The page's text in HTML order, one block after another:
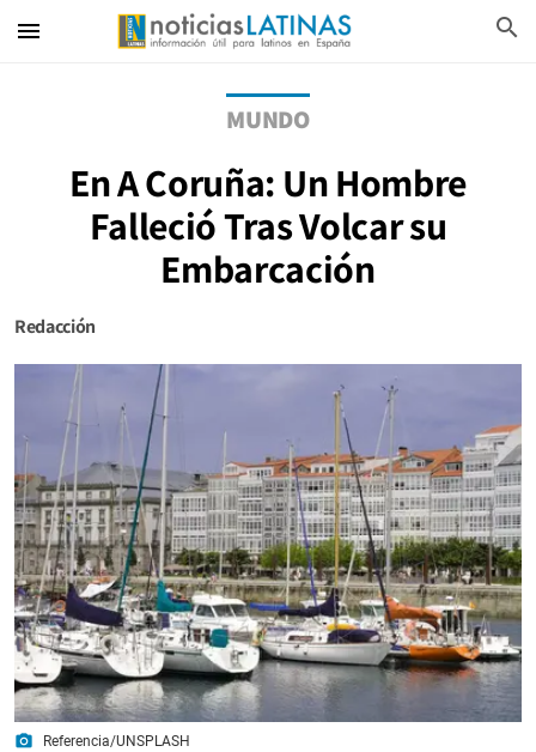
menu search
MUNDO
En A Coruña: Un Hombre
Falleció Tras Volcar su
Embarcación
Redacción
photo_camera Referencia/UNSPLASH